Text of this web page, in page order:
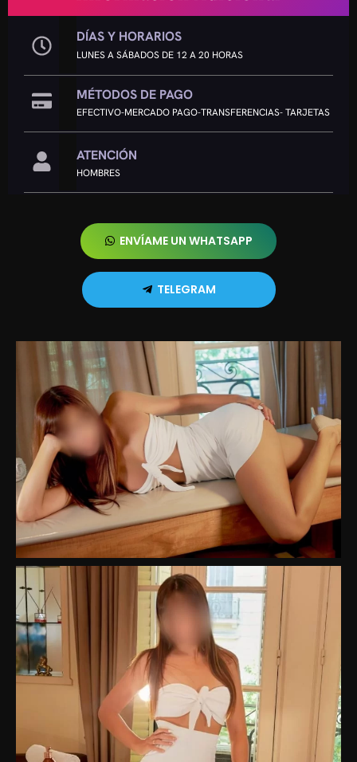
DÍAS Y HORARIOS
LUNES A SÁBADOS DE 12 A 20 HORAS
MÉTODOS DE PAGO
EFECTIVO-MERCADO PAGO-TRANSFERENCIAS- TARJETAS
ATENCIÓN
HOMBRES
ENVÍAME UN WHATSAPP
TELEGRAM